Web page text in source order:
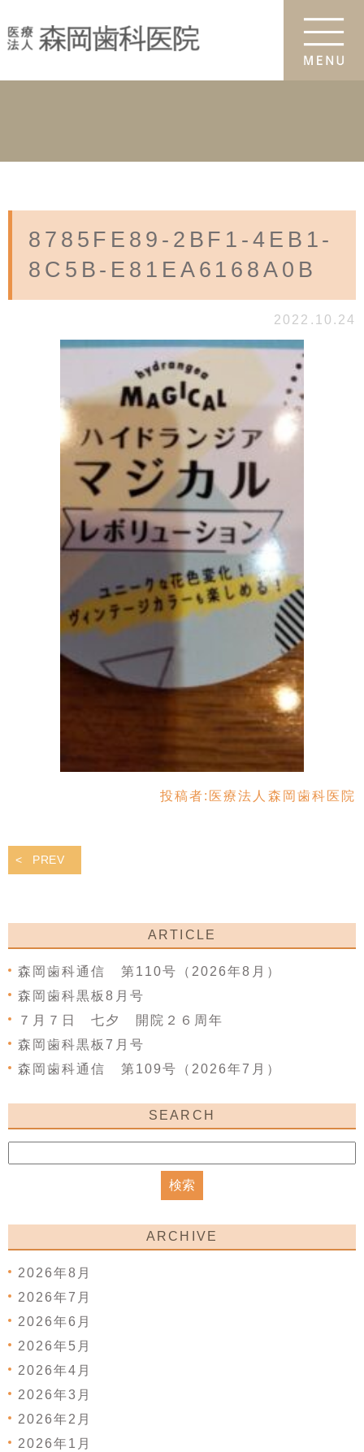
8785FE89-2BF1-4EB1-
8C5B-E81EA6168A0B
2022.10.24
投稿者: 医療法人森岡歯科医院
PREV
ARTICLE
森岡歯科通信 第110号（2026年8月）
森岡歯科黒板8月号
７月７日 七夕 開院２６周年
森岡歯科黒板7月号
森岡歯科通信 第109号（2026年7月）
SEARCH
ARCHIVE
2026年8月
2026年7月
2026年6月
2026年5月
2026年4月
2026年3月
2026年2月
2026年1月